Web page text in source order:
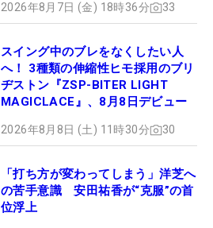
2026年8月7日 (金) 18時36分 33
スイング中のブレをなくしたい人
へ！ 3種類の伸縮性ヒモ採用のブリ
ヂストン『ZSP-BITER LIGHT
MAGICLACE』、8月8日デビュー
2026年8月8日 (土) 11時30分 30
「打ち方が変わってしまう」洋芝へ
の苦手意識 安田祐香が“克服”の首
位浮上